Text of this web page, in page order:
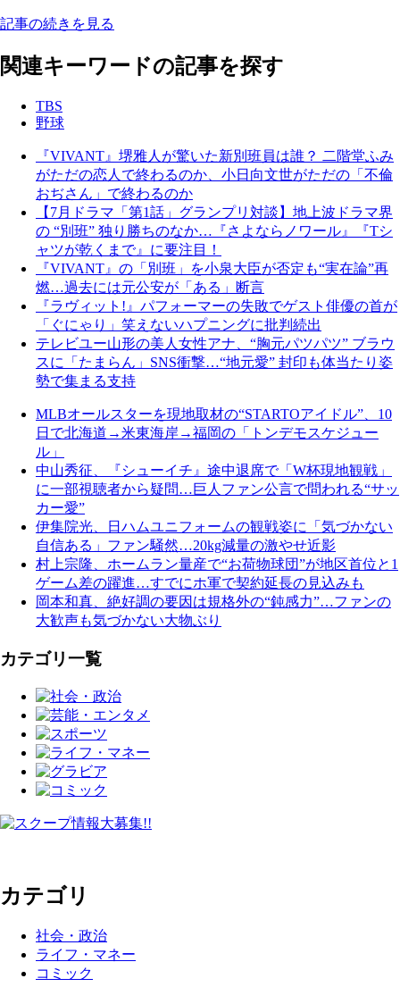
記事の続きを見る
関連キーワードの記事を探す
TBS
野球
『VIVANT』堺雅人が驚いた新別班員は誰？ 二階堂ふみ
がただの恋人で終わるのか、小日向文世がただの「不倫
おぢさん」で終わるのか
【7月ドラマ「第1話」グランプリ対談】地上波ドラマ界
の “別班” 独り勝ちのなか…『さよならノワール』『Tシ
ャツが乾くまで』に要注目！
『VIVANT』の「別班」を小泉大臣が否定も“実在論”再
燃…過去には元公安が「ある」断言
『ラヴィット!』パフォーマーの失敗でゲスト俳優の首が
「ぐにゃり」笑えないハプニングに批判続出
テレビユー山形の美人女性アナ、“胸元パツパツ” ブラウ
スに「たまらん」SNS衝撃…“地元愛” 封印も体当たり姿
勢で集まる支持
MLBオールスターを現地取材の“STARTOアイドル”、10
日で北海道→米東海岸→福岡の「トンデモスケジュー
ル」
中山秀征、『シューイチ』途中退席で「W杯現地観戦」
に一部視聴者から疑問…巨人ファン公言で問われる“サッ
カー愛”
伊集院光、日ハムユニフォームの観戦姿に「気づかない
自信ある」ファン騒然…20kg減量の激やせ近影
村上宗隆、ホームラン量産で“お荷物球団”が地区首位と1
ゲーム差の躍進…すでにホ軍で契約延長の見込みも
岡本和真、絶好調の要因は規格外の“鈍感力”…ファンの
大歓声も気づかない大物ぶり
カテゴリ一覧
カテゴリ
社会・政治
ライフ・マネー
コミック